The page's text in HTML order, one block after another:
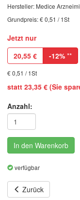
Hersteller: Medice
Grundpreis: € 0,51 / 1St
Jetzt nur
20,55 € -12% **
€ 0,51 / 1St
statt 23,35 € (Sie
Anzahl:
In den Warenkorb
verfügbar
Zurück